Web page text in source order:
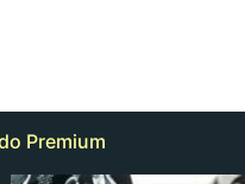
Premium